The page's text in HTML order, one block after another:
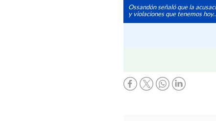
Ossandón señaló que la
y violaciones que tenemos